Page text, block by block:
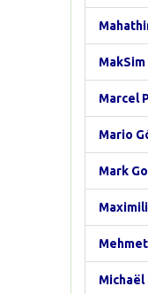
MakSim
Marcel
Mario
Mark